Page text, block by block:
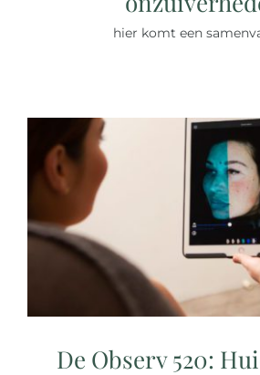
hier komt een
De Observ 520: